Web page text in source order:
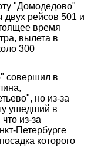
"Домодедово"
рейсов 501 и
время
вылета в
300
совершил в
но из-за
ушедший в
из-за
Петербурге
которого